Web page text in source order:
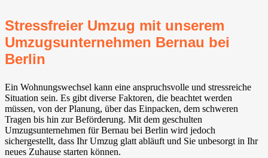
Stressfreier Umzug mit unserem
Umzugsunternehmen Bernau bei
Berlin
Ein Wohnungswechsel kann eine anspruchsvolle und stressreiche
Situation sein. Es gibt diverse Faktoren, die beachtet werden
müssen, von der Planung, über das Einpacken, dem schweren
Tragen bis hin zur Beförderung. Mit dem geschulten
Umzugsunternehmen für Bernau bei Berlin wird jedoch
sichergestellt, dass Ihr Umzug glatt abläuft und Sie unbesorgt in Ihr
neues Zuhause starten können.